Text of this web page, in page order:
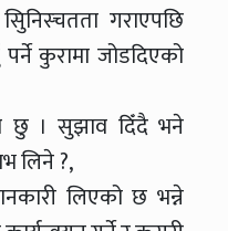
गराएपछि
कुरामा जोडदिएको
छु । सुझाव दिँदै भने
लिने ?,
लिएको छ भन्ने